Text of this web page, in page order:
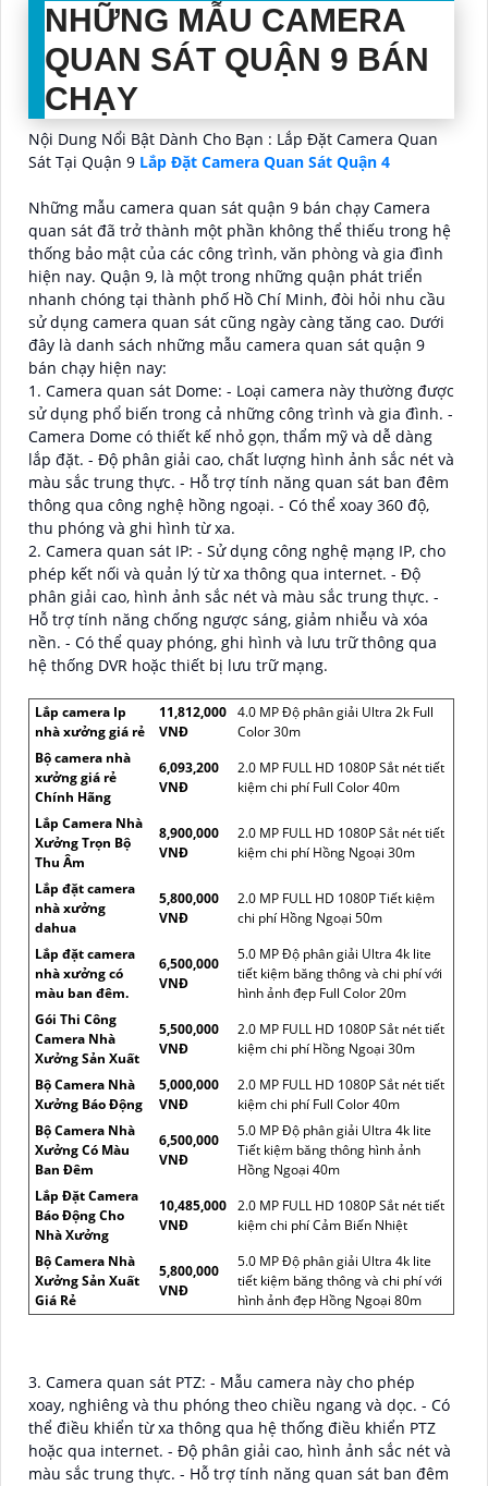
NHỮNG MẪU CAMERA
QUAN SÁT QUẬN 9 BÁN
CHẠY
Nội Dung Nổi Bật Dành Cho Bạn : Lắp Đặt Camera Quan
Sát Tại Quận 9 Lắp Đặt Camera Quan Sát Quận 4
Những mẫu camera quan sát quận 9 bán chạy Camera
quan sát đã trở thành một phần không thể thiếu trong hệ
thống bảo mật của các công trình, văn phòng và gia đình
hiện nay. Quận 9, là một trong những quận phát triển
nhanh chóng tại thành phố Hồ Chí Minh, đòi hỏi nhu cầu
sử dụng camera quan sát cũng ngày càng tăng cao. Dưới
đây là danh sách những mẫu camera quan sát quận 9
bán chạy hiện nay:
1. Camera quan sát Dome: - Loại camera này thường được
sử dụng phổ biến trong cả những công trình và gia đình. -
Camera Dome có thiết kế nhỏ gọn, thẩm mỹ và dễ dàng
lắp đặt. - Độ phân giải cao, chất lượng hình ảnh sắc nét và
màu sắc trung thực. - Hỗ trợ tính năng quan sát ban đêm
thông qua công nghệ hồng ngoại. - Có thể xoay 360 độ,
thu phóng và ghi hình từ xa.
2. Camera quan sát IP: - Sử dụng công nghệ mạng IP, cho
phép kết nối và quản lý từ xa thông qua internet. - Độ
phân giải cao, hình ảnh sắc nét và màu sắc trung thực. -
Hỗ trợ tính năng chống ngược sáng, giảm nhiễu và xóa
nền. - Có thể quay phóng, ghi hình và lưu trữ thông qua
hệ thống DVR hoặc thiết bị lưu trữ mạng.
Lắp camera Ip
nhà xưởng giá rẻ
11,812,000
VNĐ
4.0 MP Độ phân giải Ultra 2k Full
Color 30m
Bộ camera nhà
xưởng giá rẻ
Chính Hãng
6,093,200
VNĐ
2.0 MP FULL HD 1080P Sắt nét tiết
kiệm chi phí Full Color 40m
Lắp Camera Nhà
Xưởng Trọn Bộ
Thu Âm
8,900,000
VNĐ
2.0 MP FULL HD 1080P Sắt nét tiết
kiệm chi phí Hồng Ngoại 30m
Lắp đặt camera
nhà xưởng
dahua
5,800,000
VNĐ
2.0 MP FULL HD 1080P Tiết kiệm
chi phí Hồng Ngoại 50m
Lắp đặt camera
nhà xưởng có
màu ban đêm.
6,500,000
VNĐ
5.0 MP Độ phân giải Ultra 4k lite
tiết kiệm băng thông và chi phí với
hình ảnh đẹp Full Color 20m
Gói Thi Công
Camera Nhà
Xưởng Sản Xuất
5,500,000
VNĐ
2.0 MP FULL HD 1080P Sắt nét tiết
kiệm chi phí Hồng Ngoại 30m
Bộ Camera Nhà
Xưởng Báo Động
5,000,000
VNĐ
2.0 MP FULL HD 1080P Sắt nét tiết
kiệm chi phí Full Color 40m
Bộ Camera Nhà
Xưởng Có Màu
Ban Đêm
6,500,000
VNĐ
5.0 MP Độ phân giải Ultra 4k lite
Tiết kiệm băng thông hình ảnh
Hồng Ngoại 40m
Lắp Đặt Camera
Báo Động Cho
Nhà Xưởng
10,485,000
VNĐ
2.0 MP FULL HD 1080P Sắt nét tiết
kiệm chi phí Cảm Biến Nhiệt
Bộ Camera Nhà
Xưởng Sản Xuất
Giá Rẻ
5,800,000
VNĐ
5.0 MP Độ phân giải Ultra 4k lite
tiết kiệm băng thông và chi phí với
hình ảnh đẹp Hồng Ngoại 80m
3. Camera quan sát PTZ: - Mẫu camera này cho phép
xoay, nghiêng và thu phóng theo chiều ngang và dọc. - Có
thể điều khiển từ xa thông qua hệ thống điều khiển PTZ
hoặc qua internet. - Độ phân giải cao, hình ảnh sắc nét và
màu sắc trung thực. - Hỗ trợ tính năng quan sát ban đêm